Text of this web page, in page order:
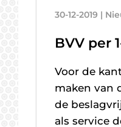
30-12-2019 |
BVV per
Voor de
maken van
de
als service